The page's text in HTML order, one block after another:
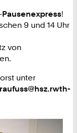
Pausenexpress!
9 und 14 Uhr
von
unter